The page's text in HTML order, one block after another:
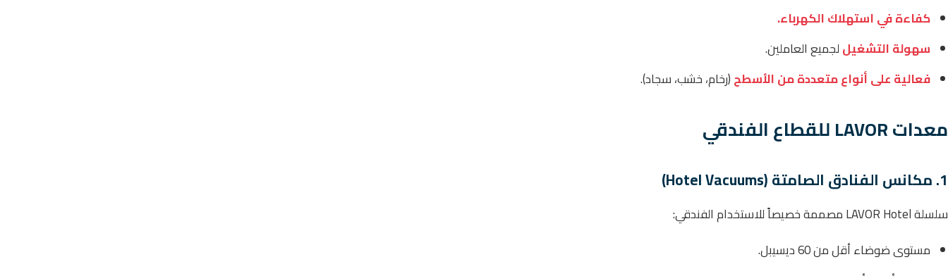
كفاءة في استهلاك الكهرباء.
سهولة التشغيللجميع العاملين.
فعالية على أنواع متعددة من الأسطح(رخام، خشب، سجاد).
معدات LAVOR للقطاع الفندقي
1. مكانس الفنادق الصامتة (Hotel Vacuums)
سلسلة LAVOR Hotel مصممة خصيصاً للاستخدام الفندقي:
مستوى ضوضاء أقل من 60 ديسيبل.